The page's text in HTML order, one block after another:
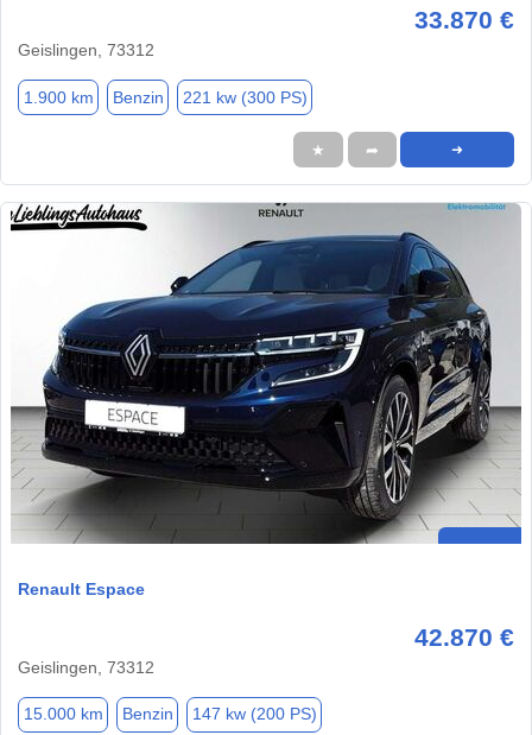
33.870 €
Geislingen, 73312
1.900 km Benzin 221 kw (300 PS)
★ ➦ ➜
Renault Espace
42.870 €
Geislingen, 73312
15.000 km Benzin 147 kw (200 PS)